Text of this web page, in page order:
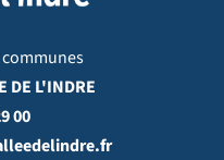
DE L'INDRE
00